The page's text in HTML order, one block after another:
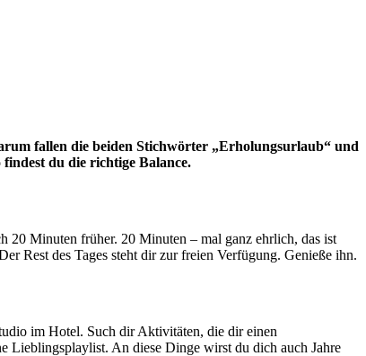
fallen die beiden Stichwörter „Erholungsurlaub“ und
du die richtige Balance.
20 Minuten früher. 20 Minuten – mal ganz ehrlich, das ist
Rest des Tages steht dir zur freien Verfügung. Genieße ihn.
im Hotel. Such dir Aktivitäten, die dir einen
Lieblingsplaylist. An diese Dinge wirst du dich auch Jahre